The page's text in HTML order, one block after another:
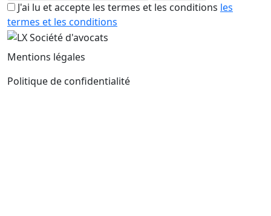
J'ai lu et accepte les termes et les conditions les
termes et les conditions
Mentions légales
Politique de confidentialité